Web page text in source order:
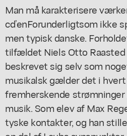
Man må karakterisere
cd’enForunderligtsom ikke
men typisk danske.
tilfældet Niels Otto Raasted
beskrevet sig selv som
musikalsk gælder det i
fremherskende
musik. Som elev af Max
tyske kontakter, og han